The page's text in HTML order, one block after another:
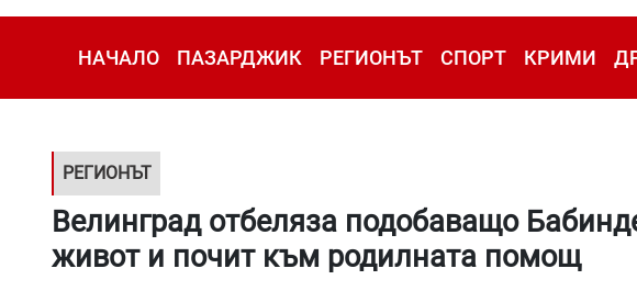
НАЧАЛО ПАЗАРДЖИК РЕГИОНЪТ СПОРТ КРИМИ
РЕГИОНЪТ
Велинград отбеляза подобаващо
живот и почит към родилната помощ